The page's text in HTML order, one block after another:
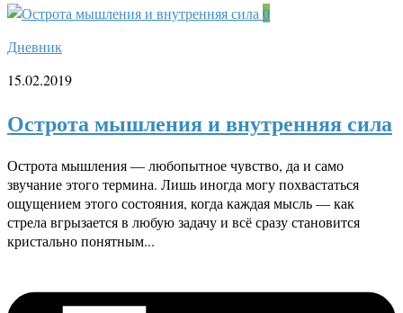
0
Дневник
15.02.2019
Острота мышления и внутренняя сила
Острота мышления — любопытное чувство, да и само
звучание этого термина. Лишь иногда могу похвастаться
ощущением этого состояния, когда каждая мысль — как
стрела вгрызается в любую задачу и всё сразу становится
кристально понятным...